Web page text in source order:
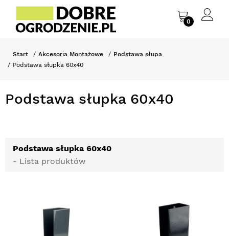
0
Start Akcesoria Montażowe
Podstawa słupa
Podstawa słupka 60x40
Podstawa słupka 60x40
Podstawa słupka 60x40
- Lista produktów